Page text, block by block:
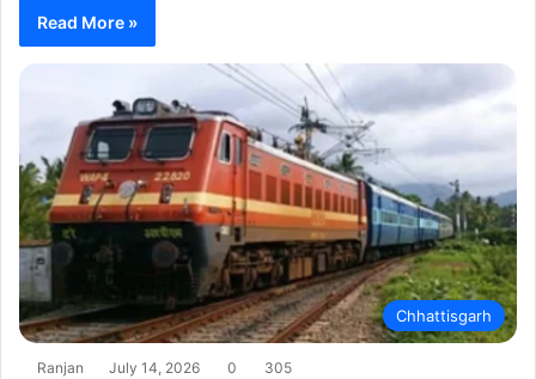
Read More »
Chhattisgarh
Ranjan July 14, 2026 0 305